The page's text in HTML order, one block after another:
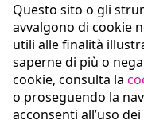
Questo sito o gli
avvalgono di cookie
utili alle finalità
saperne di più o
cookie, consulta la
o proseguendo la
acconsenti all’uso